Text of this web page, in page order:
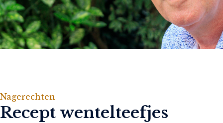
Nagerechten
Recept wentelteefjes